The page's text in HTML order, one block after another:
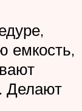
емкость,
Делают